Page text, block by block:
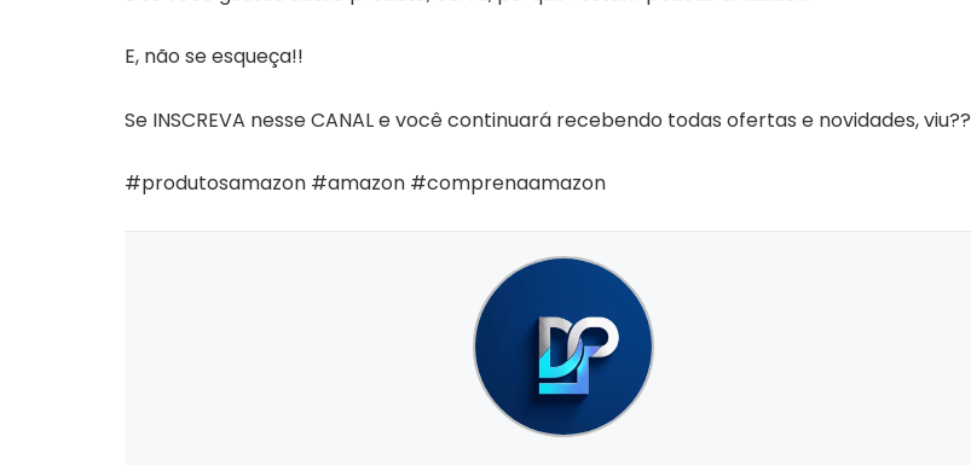
E, não se esqueça!!
Se INSCREVA nesse CANAL e você continuará recebendo todas ofertas e novidades, viu??
#produtosamazon #amazon #comprenaamazon